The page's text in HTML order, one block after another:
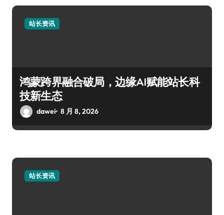
站长资讯
鸿蒙跨界融合破局，边缘AI赋能站长科
技新生态
dawei 8 月 8, 2026
站长资讯